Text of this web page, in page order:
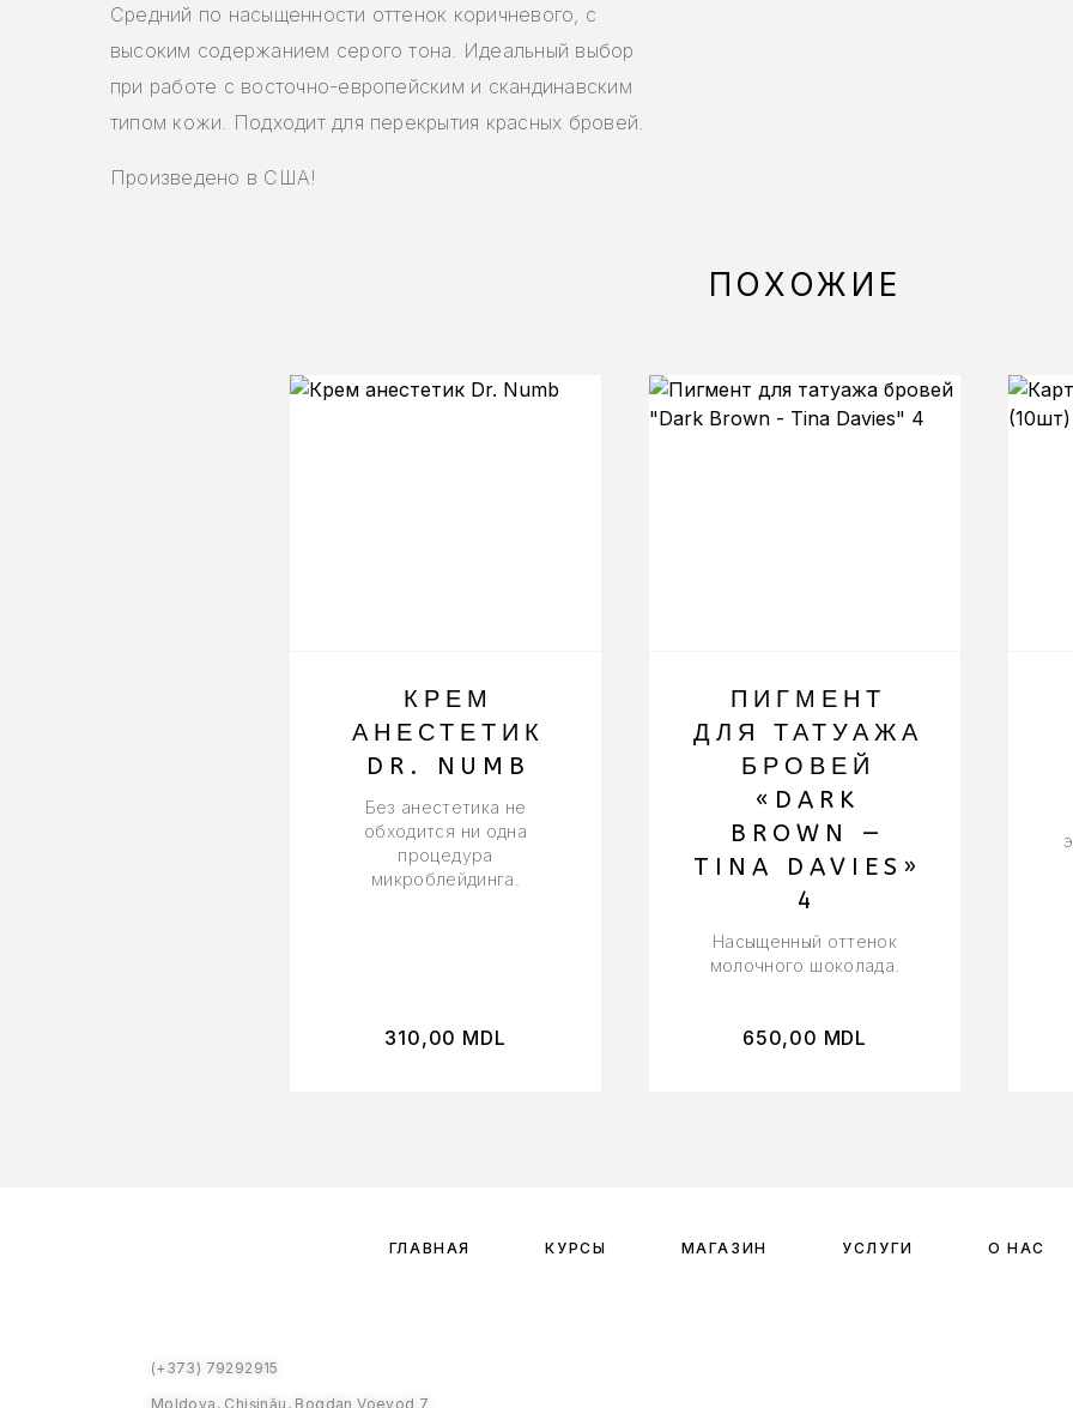
Средний по насыщенности оттенок коричневого, с
высоким содержанием серого тона. Идеальный выбор
при работе с восточно-европейским и скандинавским
типом кожи. Подходит для перекрытия красных бровей.
Произведено в США!
ПОХОЖИЕ
КРЕМ
АНЕСТЕТИК
DR. NUMB
Без анестетика не
обходится ни одна
процедура
микроблейдинга.
310,00 MDL
ПИГМЕНТ
ДЛЯ ТАТУАЖА
БРОВЕЙ
«DARK
BROWN —
TINA DAVIES»
4
Насыщенный оттенок
молочного шоколада.
650,00 MDL
ГЛАВНАЯ КУРСЫ МАГАЗИН УСЛУГИ О НАС
(+373) 79292915
Moldova, Chișinău, Bogdan Voevod 7